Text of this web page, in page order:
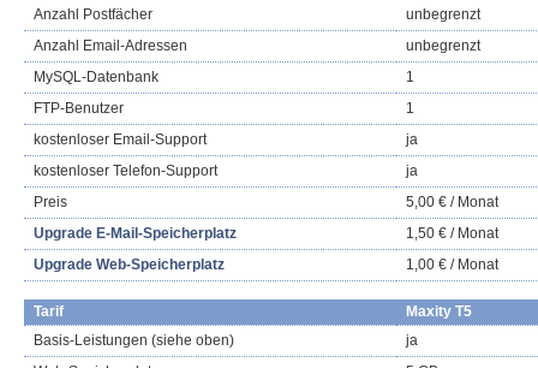
Anzahl Postfächer
unbegrenzt
Anzahl Email-Adressen
unbegrenzt
MySQL-Datenbank
1
FTP-Benutzer
1
kostenloser Email-Support
ja
kostenloser Telefon-Support
ja
Preis
5,00 € / Monat
Upgrade E-Mail-Speicherplatz
1,50 € / Monat
Upgrade Web-Speicherplatz
1,00 € / Monat
Tarif
Maxity T5
Basis-Leistungen (siehe oben)
ja